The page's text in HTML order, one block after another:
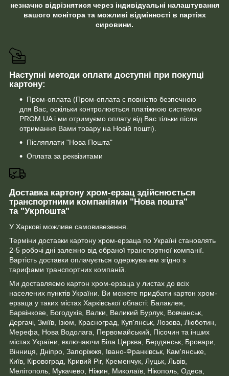
незначно відрізнятися через індивідуальні налаштування
вашого монітора та можливі відмінності в партіях
сировини.
Наступні методи оплати доступні при покупці
картону:
Пром-оплата (Пром-оплата є повністю безпечною
для Вас, оскільки контролюється платіжною системою
PROM.UA і ми отримуємо оплату від Вас тільки після
отримання Вами товару на Новій пошті).
Післяплати "Нова Пошта"
Оплата за реквізитами
Доставка картону хром-ерзац здійснюється
транспортними компаніями "Нова пошта"
та "Укрпошта"
У Харкові можливе самовивезення.
Терміни доставки картону хром-ерзаца по Україні становлять
2-5 робочі дні залежно від обраної транспортної компанії.
Вартість доставки оплачується одержувачем згідно з
тарифами транспортних компаній.
Ми доставляємо картон хром-ерзаца у листах до всіх
населених пунктів України. Ви можете придбати картон хром-
ерзаца у таких містах Харківської області: Балаклея,
Барвінкове, Богодухів, Валки, Великий Бурлук, Вовчанськ,
Дергачі, Зміїв, Ізюм, Красноград, Куп'янськ, Лозова, Люботин,
Мерефа, Нова Водолага, Первомайський, Пісочин та інших
містах України, включаючи Біла Церква, Бердянськ, Бровари,
Вінниця, Дніпро, Запоріжжя, Івано-Франківськ, Кам'янське,
Київ, Кіровоград, Кривий Ріг, Кременчук, Луцьк, Львів,
Мелітополь, Мукачево, Ніжин, Миколаїв, Нікополь, Одеса,